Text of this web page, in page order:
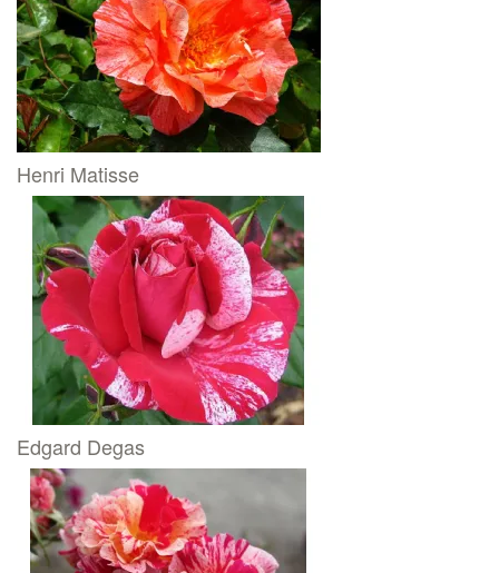
Henri Matisse
Edgard Degas